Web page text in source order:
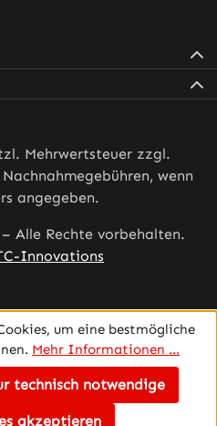
– öffnet in neuem Tab
Mehrwertsteuer zzgl.
wenn
angegeben.
Alle Rechte vorbehalten.
Innovations
um eine bestmögliche
Mehr Informationen ...
technisch notwendige
akzeptieren